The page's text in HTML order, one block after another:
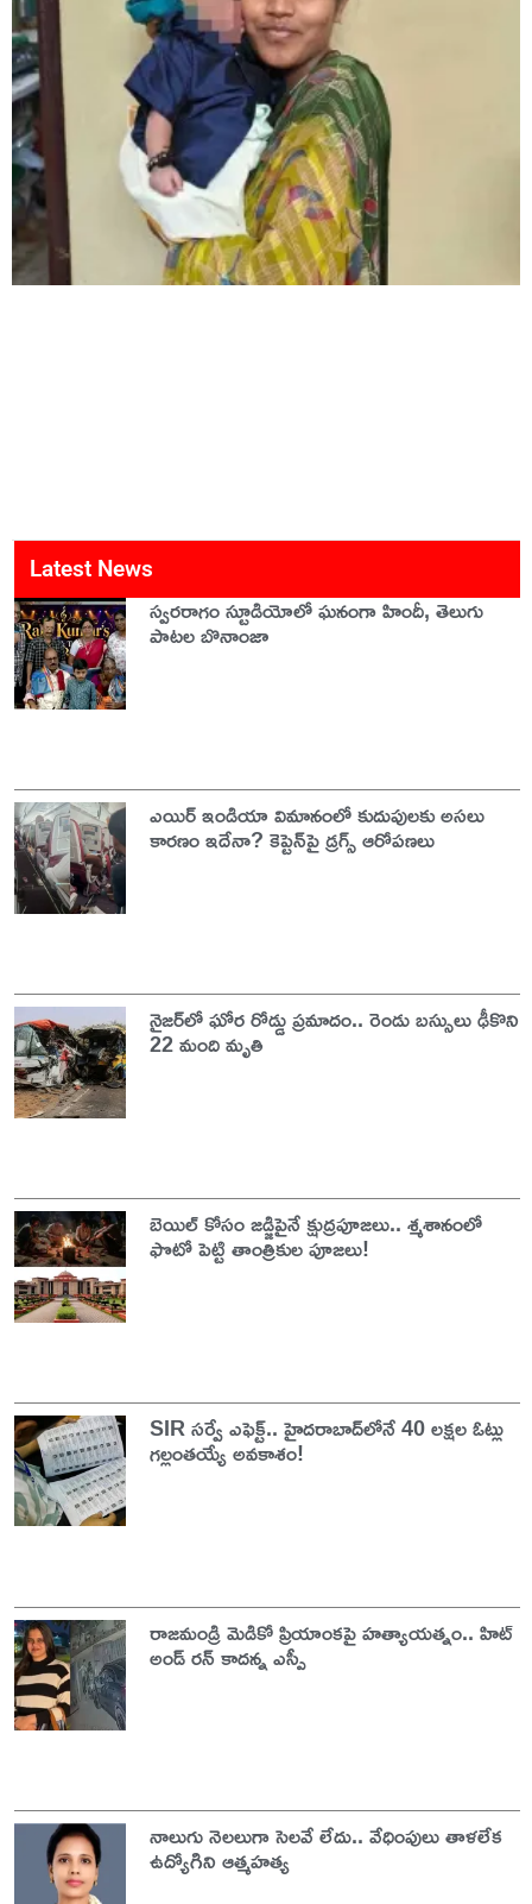
Latest News
స్వరరాగం స్టూడియోలో ఘనంగా హిందీ, తెలుగు
పాటల బొనాంజా
ఎయిర్ ఇండియా విమానంలో కుదుపులకు అసలు
కారణం ఇదేనా? కెప్టెన్‌పై డ్రగ్స్ ఆరోపణలు
నైజర్‌లో ఘోర రోడ్డు ప్రమాదం.. రెండు బస్సులు ఢీకొని
22 మంది మృతి
బెయిల్ కోసం జడ్జిపైనే క్షుద్రపూజలు.. శ్మశానంలో
ఫొటో పెట్టి తాంత్రికుల పూజలు!
SIR సర్వే ఎఫెక్ట్.. హైదరాబాద్‌లోనే 40 లక్షల ఓట్లు
గల్లంతయ్యే అవకాశం!
రాజమండ్రి మెడికో ప్రియాంకపై హత్యాయత్నం.. హిట్
అండ్ రన్ కాదన్న ఎస్పీ
నాలుగు నెలలుగా సెలవే లేదు.. వేధింపులు తాళలేక
ఉద్యోగిని ఆత్మహత్య